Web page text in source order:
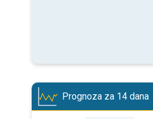
Prognoza za 14 dana